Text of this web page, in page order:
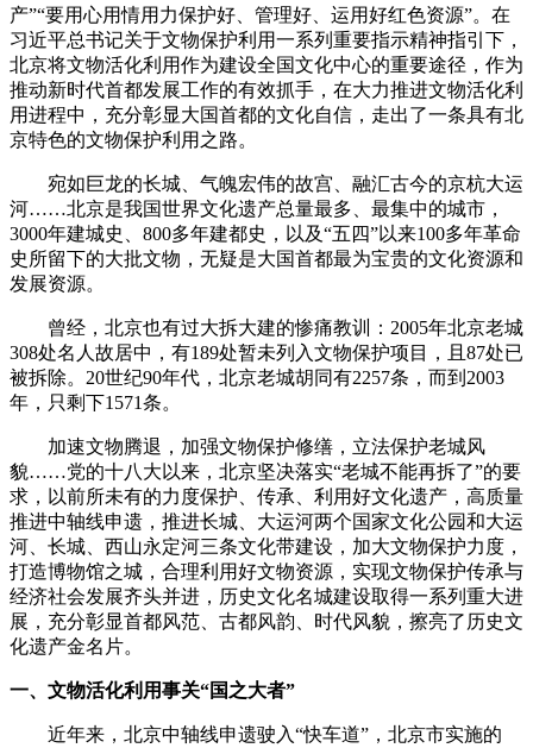
产”“要用心用情用力保护好、管理好、运用好红色资源”。在
习近平总书记关于文物保护利用一系列重要指示精神指引下，
北京将文物活化利用作为建设全国文化中心的重要途径，作为
推动新时代首都发展工作的有效抓手，在大力推进文物活化利
用进程中，充分彰显大国首都的文化自信，走出了一条具有北
京特色的文物保护利用之路。
宛如巨龙的长城、气魄宏伟的故宫、融汇古今的京杭大运
河……北京是我国世界文化遗产总量最多、最集中的城市，
3000年建城史、800多年建都史，以及“五四”以来100多年革命
史所留下的大批文物，无疑是大国首都最为宝贵的文化资源和
发展资源。
曾经，北京也有过大拆大建的惨痛教训：2005年北京老城
308处名人故居中，有189处暂未列入文物保护项目，且87处已
被拆除。20世纪90年代，北京老城胡同有2257条，而到2003
年，只剩下1571条。
加速文物腾退，加强文物保护修缮，立法保护老城风
貌……党的十八大以来，北京坚决落实“老城不能再拆了”的要
求，以前所未有的力度保护、传承、利用好文化遗产，高质量
推进中轴线申遗，推进长城、大运河两个国家文化公园和大运
河、长城、西山永定河三条文化带建设，加大文物保护力度，
打造博物馆之城，合理利用好文物资源，实现文物保护传承与
经济社会发展齐头并进，历史文化名城建设取得一系列重大进
展，充分彰显首都风范、古都风韵、时代风貌，擦亮了历史文
化遗产金名片。
一、文物活化利用事关“国之大者”
近年来，北京中轴线申遗驶入“快车道”，北京市实施的